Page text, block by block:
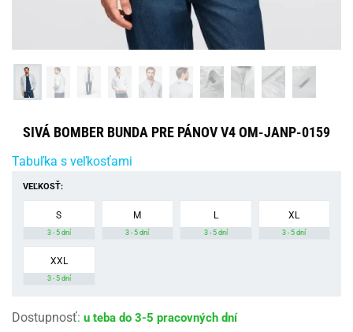
SIVÁ BOMBER BUNDA PRE PÁNOV V4 OM-JANP-0159
Tabuľka s veľkosťami
VEĽKOSŤ:
S
3 - 5 dní
M
3 - 5 dní
L
3 - 5 dní
XL
3 - 5 dní
XXL
3 - 5 dní
Dostupnosť: u teba do 3-5 pracovných dní